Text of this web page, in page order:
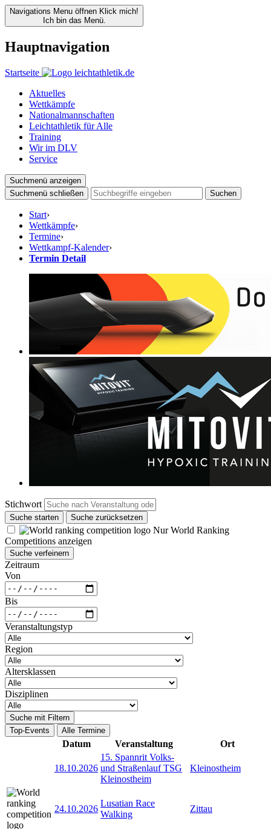
Navigations Menu öffnen Klick mich!
Ich bin das Menü.
Hauptnavigation
Startseite
Aktuelles
Wettkämpfe
Nationalmannschaften
Leichtathletik für Alle
Training
Wir im DLV
Service
Suchmenü anzeigen
Suchmenü schließen
Suchen
Start›
Wettkämpfe›
Termine›
Wettkampf-Kalender›
Termin Detail
Stichwort
Suche starten Suche zurücksetzen
Nur World Ranking
Competitions anzeigen
Suche verfeinern
Zeitraum
Von
Bis
Veranstaltungstyp
Region
Altersklassen
Disziplinen
Suche mit Filtern
Top-Events
Alle Termine
Datum Veranstaltung Ort
18.10.2026
15. Spannrit Volks-
und Straßenlauf TSG
Kleinostheim
Kleinostheim
24.10.2026
Lusatian Race
Walking
Zittau